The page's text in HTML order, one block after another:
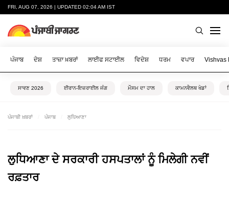
FRI, AUG 07, 2026 | UPDATED 02:04 AM IST
ਪੰਜਾਬ ਦੇਸ਼ ਤਾਜ਼ਾ ਖ਼ਬਰਾਂ ਲਾਈਫ ਸਟਾਈਲ ਵਿਦੇਸ਼ ਧਰਮ ਵਪਾਰ Vishvas
ਸਾਵਣ 2026 ਈਰਾਨ-ਇਜ਼ਰਾਈਲ ਜੰਗ ਮੌਸਮ ਦਾ ਹਾਲ ਕਾਮਨਵੈਲਥ ਖੇਡਾਂ
ਪੰਜਾਬੀ ਖ਼ਬਰਾਂ ਪੰਜਾਬ ਲੁਧਿਆਣਾ
ਲੁਧਿਆਣਾ ਦੇ ਸਰਕਾਰੀ ਹਸਪਤਾਲਾਂ ਨੂੰ ਮਿਲੇਗੀ ਨਵੀਂ
ਰਫ਼ਤਾਰ